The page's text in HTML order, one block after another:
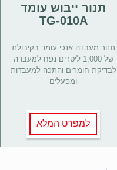
תנור ייבוש עומד
TG-010A
תנור מעבדה אנכי עומד בקיבולת
של 1,000 ליטרים נפח למעבדה
לבדיקת חומרים והתכה למעבדות
ומפעלים
למפרט המלא